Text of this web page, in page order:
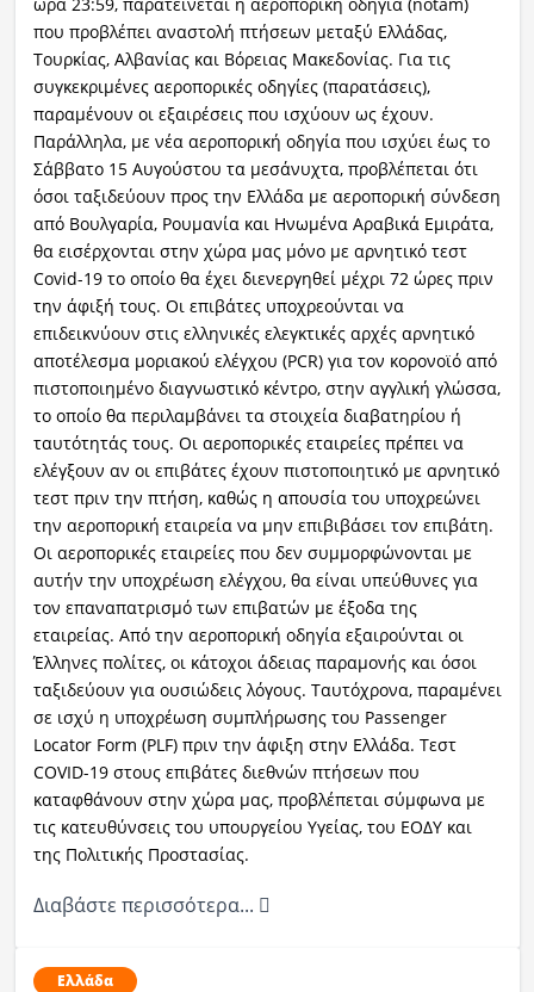
που προβλέπει αναστολή πτήσεων μεταξύ Ελλάδας,
Τουρκίας, Αλβανίας και Βόρειας Μακεδονίας. Για τις
συγκεκριμένες αεροπορικές οδηγίες (παρατάσεις),
παραμένουν οι εξαιρέσεις που ισχύουν ως έχουν.
Παράλληλα, με νέα αεροπορική οδηγία που ισχύει έως το
Σάββατο 15 Αυγούστου τα μεσάνυχτα, προβλέπεται ότι
όσοι ταξιδεύουν προς την Ελλάδα με αεροπορική σύνδεση
από Βουλγαρία, Ρουμανία και Ηνωμένα Αραβικά Εμιράτα,
θα εισέρχονται στην χώρα μας μόνο με αρνητικό τεστ
Covid-19 το οποίο θα έχει διενεργηθεί μέχρι 72 ώρες πριν
την άφιξή τους. Οι επιβάτες υποχρεούνται να
επιδεικνύουν στις ελληνικές ελεγκτικές αρχές αρνητικό
αποτέλεσμα μοριακού ελέγχου (PCR) για τον κορονοϊό από
πιστοποιημένο διαγνωστικό κέντρο, στην αγγλική γλώσσα,
το οποίο θα περιλαμβάνει τα στοιχεία διαβατηρίου ή
ταυτότητάς τους. Οι αεροπορικές εταιρείες πρέπει να
ελέγξουν αν οι επιβάτες έχουν πιστοποιητικό με αρνητικό
τεστ πριν την πτήση, καθώς η απουσία του υποχρεώνει
την αεροπορική εταιρεία να μην επιβιβάσει τον επιβάτη.
Οι αεροπορικές εταιρείες που δεν συμμορφώνονται με
αυτήν την υποχρέωση ελέγχου, θα είναι υπεύθυνες για
τον επαναπατρισμό των επιβατών με έξοδα της
εταιρείας. Από την αεροπορική οδηγία εξαιρούνται οι
Έλληνες πολίτες, οι κάτοχοι άδειας παραμονής και όσοι
ταξιδεύουν για ουσιώδεις λόγους. Ταυτόχρονα, παραμένει
σε ισχύ η υποχρέωση συμπλήρωσης του Passenger
Locator Form (PLF) πριν την άφιξη στην Ελλάδα. Τεστ
COVID-19 στους επιβάτες διεθνών πτήσεων που
καταφθάνουν στην χώρα μας, προβλέπεται σύμφωνα με
τις κατευθύνσεις του υπουργείου Υγείας, του ΕΟΔΥ και
της Πολιτικής Προστασίας.
Διαβάστε περισσότερα...
Ελλάδα